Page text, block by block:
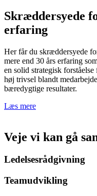
Skræddersyede
erfaring
Her får du skræddersyede
mere end 30 års erfaring
en solid strategisk
høj trivsel blandt
bæredygtige resultater.
Læs mere
Veje vi kan gå
Ledelsesrådgivning
Teamudvikling